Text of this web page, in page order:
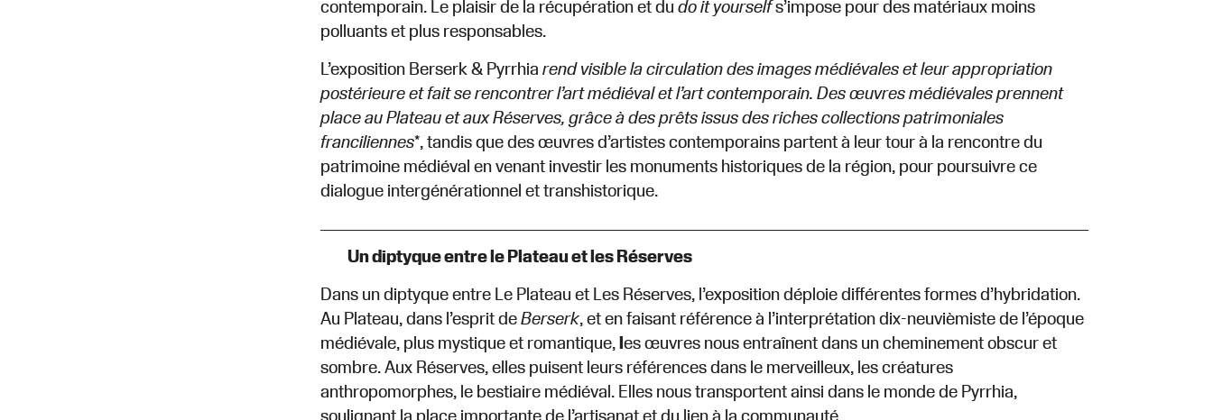
contemporain. Le plaisir de la récupération et du do it yourselfs’impose pour des matériaux moins
polluants et plus responsables.
L’exposition Berserk & Pyrrhia rend visible la circulation des images médiévales et leur appropriation
postérieure et fait se rencontrer l’art médiéval et l’art contemporain. Des œuvres médiévales prennent
place au Plateau et aux Réserves, grâce à des prêts issus des riches collections patrimoniales
franciliennes*, tandis que des œuvres d’artistes contemporains partent à leur tour à la rencontre du
patrimoine médiéval en venant investir les monuments historiques de la région, pour poursuivre ce
dialogue intergénérationnel et transhistorique.
Un diptyque entre le Plateau et les Réserves
Dans un diptyque entre Le Plateau et Les Réserves, l’exposition déploie différentes formes d’hybridation.
Au Plateau, dans l’esprit deBerserk, et en faisant référence à l’interprétation dix-neuvièmiste de l’époque
médiévale, plus mystique et romantique,les œuvres nous entraînent dans un cheminement obscur et
sombre. Aux Réserves, elles puisent leurs références dans le merveilleux, les créatures
anthropomorphes, le bestiaire médiéval. Elles nous transportent ainsi dans le monde de Pyrrhia,
soulignant la place importante de l’artisanat et du lien à la communauté.